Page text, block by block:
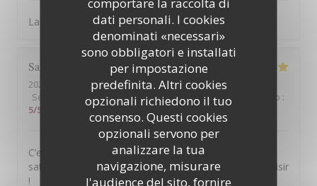
dati personali. I cookies
denominati «necessari»
sono obbligatori e installati
per impostazione
predefinita. Altri cookies
opzionali richiedono il tuo
consenso. Questi cookies
opzionali servono per
analizzare la tua
navigazione, misurare
l'audience del sito, fornire
La bonne cuisine et l'ambiance décontractée
Sarah
2026-08-06
- 13:30 - Ospiti 2
Servizio
/5 Atmosfera: 5/5 Cucina:5/5 Qualità / Prezzo :
5/5
C’est ma troisième visite, et je suis toujours aussi
satisfaite des plats et du service. Je reviendrai avec plaisir
!